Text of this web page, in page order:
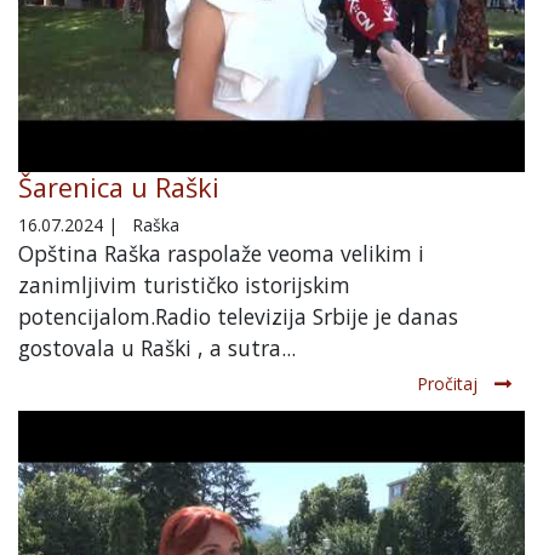
Šarenica u Raški
16.07.2024 | Raška
Opština Raška raspolaže veoma velikim i
zanimljivim turističko istorijskim
potencijalom.Radio televizija Srbije je danas
gostovala u Raški , a sutra...
Pročitaj